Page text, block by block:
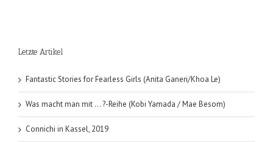
Letzte Artikel
Fantastic Stories for Fearless Girls (Anita Ganeri/Khoa Le)
Was macht man mit … ?-Reihe (Kobi Yamada / Mae Besom)
Connichi in Kassel, 2019